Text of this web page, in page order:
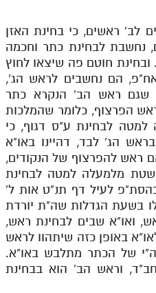
לב' ראשים, כי בחינת האזן
נחשבת לבחינת כתר וחכמה
חוטם פה שיצאו לחוץ
הם נחשבים לראש הג',
שגם ראש הב' הנקרא כתר
הפרצוף, כלומר שהמלכות
לבחינת ע"ס דגוף, כי
הג' לבד, דהיינו באו"א
ראש להפרצוף של הנקודים,
מלמעלה למטה לבחינת
לעיל דף תנ"ט אות ל'
בשעת הגדלות שה"ת יורדת
ואו"א שבים לבחינת ראש,
באופן כזה שיתהוו לראש
של הכתר מתלבש באו"א.
וראש הב' הוא בבחינת